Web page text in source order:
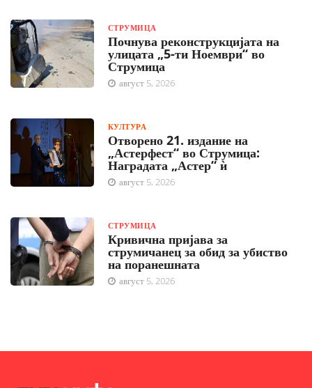
СТРУМИЦА
Почнува реконструкцијата на
улицата „5-ти Ноември“ во
Струмица
август 5, 2026
КУЛТУРА
Отворено 21. издание на
„Астерфест“ во Струмица:
Наградата „Астер“ ѝ
август 5, 2026
СТРУМИЦА
Кривична пријава за
струмичанец за обид за убиство
на поранешната
август 5, 2026